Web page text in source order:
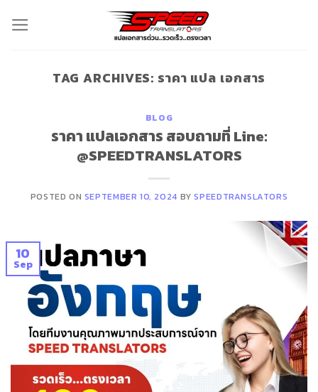
TAG ARCHIVES: ราคา แปล เอกสาร
BLOG
ราคา แปลเอกสาร สอบถามที่ Line:
@SPEEDTRANSLATORS
POSTED ON SEPTEMBER 10, 2024 BYSPEEDTRANSLATORS
10
Sep